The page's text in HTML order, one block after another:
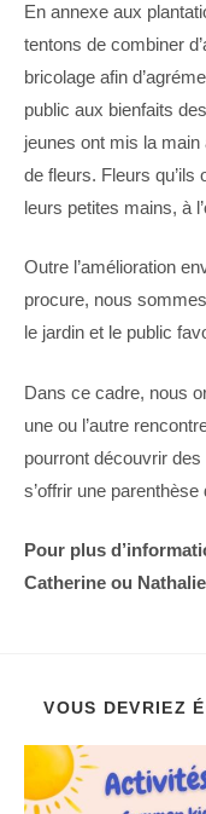
En annexe aux
tentons de combiner
bricolage afin
public aux bienfaits
jeunes ont mis la
de fleurs. Fleurs qu’ils
leurs petites mains, à
Outre l’amélioration
procure, nous
le jardin et le public
Dans ce cadre, nous
une ou l’autre
pourront découvrir
s’offrir une
Pour plus
Catherine ou Nathalie
VOUS DEVRIEZ